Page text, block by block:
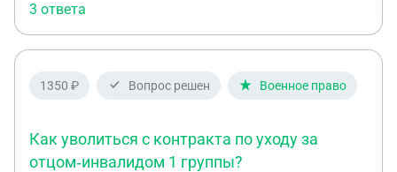
3 ответа
1350 ₽ Вопрос решен Военное право
Как уволиться с контракта по уходу за
отцом‑инвалидом 1 группы?